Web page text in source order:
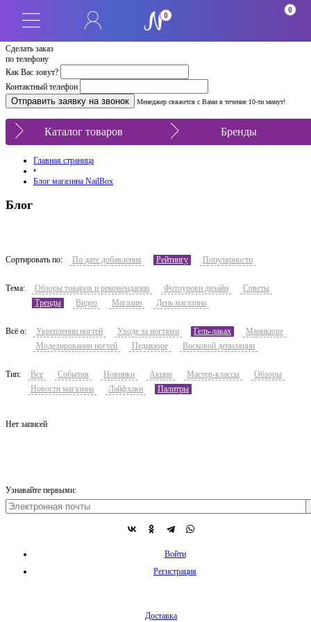
Сделать заказ
по телефону
Как Вас зовут?
Контактный телефон
Менеджер свяжется с Вами в течение 10-ти минут!
0
0
Каталог товаров Бренды
Главная страница
•
Блог магазина NailBox
Блог
Сортировать по: По дате добавления Рейтингу Популярности
Тема: Обзоры товаров и рекомендации Фотоуроки дизайн
Советы
Тренды
Видео Магазин День магазина
Всё о: Укреплении ногтей Уходе за ногтями Гель-лаках
Маникюре
Моделировании ногтей
Педикюре Восковой депиляции
Тип: Все События Новинки Акции Мастер-классы
Обзоры
Новости магазина
Лайфхаки Палитры
Нет записей
Узнавайте первыми:
Войти
Регистрация
Доставка